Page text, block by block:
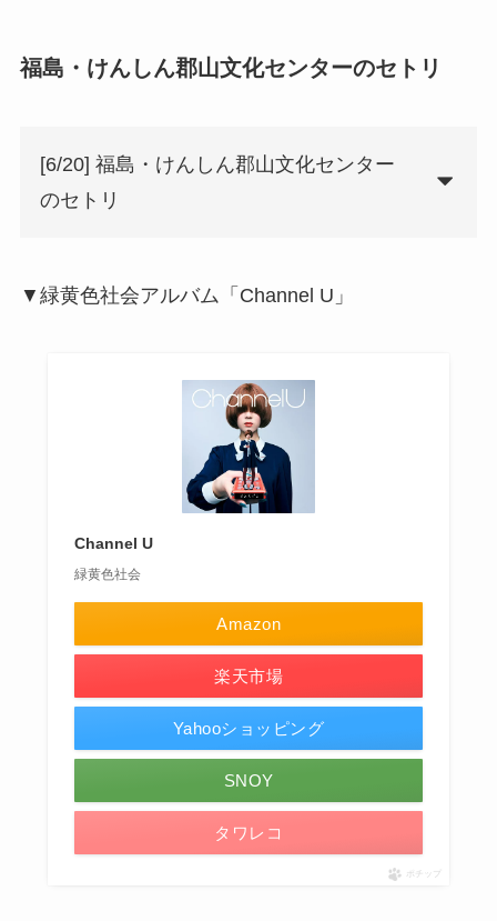
福島・けんしん郡山文化センターのセトリ
[6/20] 福島・けんしん郡山文化センター
のセトリ
▼緑黄色社会アルバム「Channel U」
Channel U
緑黄色社会
Amazon
楽天市場
Yahooショッピング
SNOY
タワレコ
ポチップ